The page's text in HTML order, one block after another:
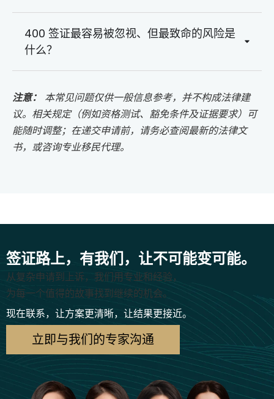
400 签证最容易被忽视、但最致命的风险是
什么？
注意：
本常见问题仅供一般信息参考，并不构成法律建
议。相关规定（例如资格测试、豁免条件及证据要求）可
能随时调整；在递交申请前，请务必查阅最新的法律文
书，或咨询专业移民代理。
签证路上，有我们，让不可能变可能。
从复杂申请到上诉，我们用专业和经验，
为每一个值得的故事找到继续的机会。
现在联系，让方案更清晰，让结果更接近。
立即与我们的专家沟通